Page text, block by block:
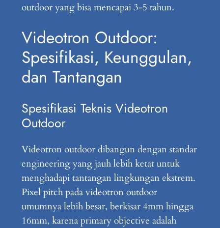
outdoor yang bisa mencapai 3-5 tahun.
Videotron Outdoor:
Spesifikasi, Keunggulan,
dan Tantangan
Spesifikasi Teknis Videotron
Outdoor
Videotron outdoor dibangun dengan standar
engineering yang jauh lebih ketat untuk
menghadapi tantangan lingkungan ekstrem.
Pixel pitch pada videotron outdoor
umumnya lebih besar, berkisar 4mm hingga
16mm, karena primary objective adalah